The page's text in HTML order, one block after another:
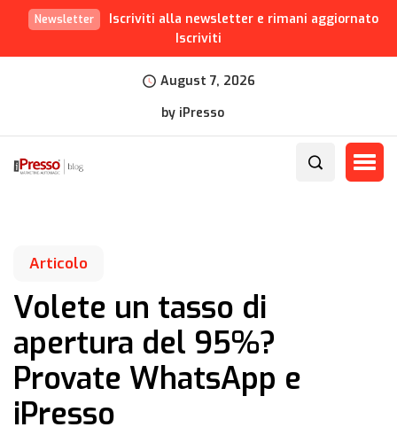
Newsletter
Iscriviti alla newsletter e rimani aggiornato
Iscriviti
August 7, 2026
by iPresso
Articolo
Volete un tasso di
apertura del 95%?
Provate WhatsApp e
iPresso